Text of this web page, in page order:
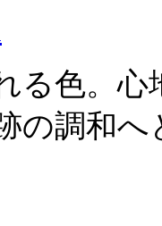
る色。
の調和へ